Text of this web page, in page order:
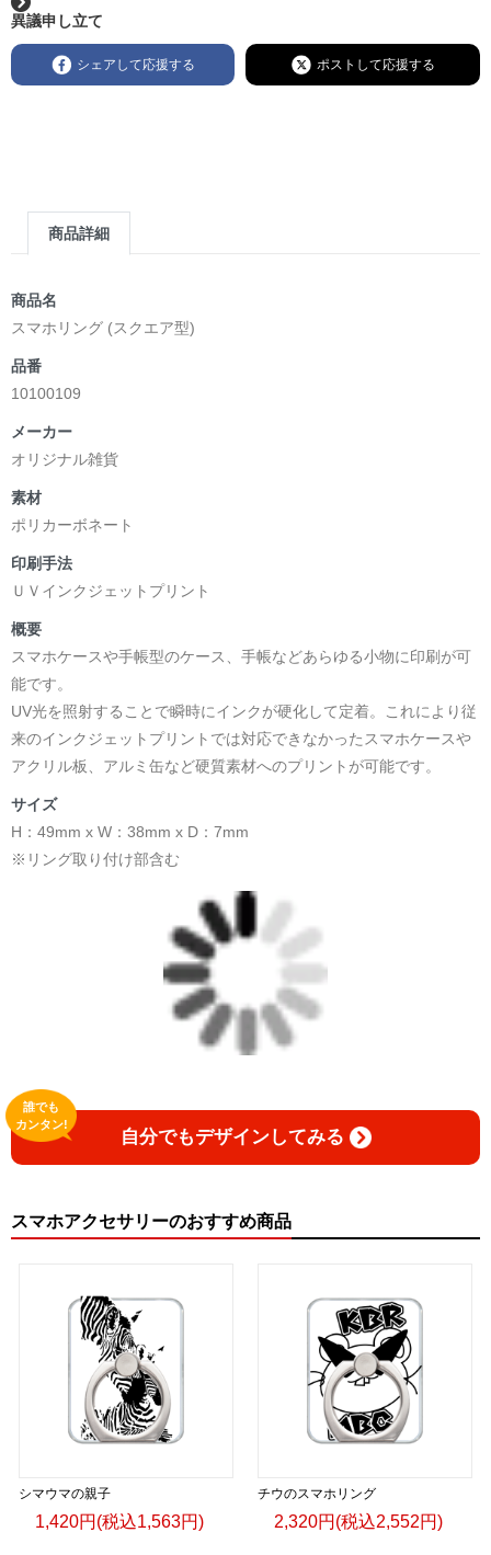
異議申し立て
シェアして応援する ポストして応援する
商品詳細
商品名
スマホリング (スクエア型)
品番
10100109
メーカー
オリジナル雑貨
素材
ポリカーボネート
印刷手法
ＵＶインクジェットプリント
概要
スマホケースや手帳型のケース、手帳などあらゆる小物に印刷が可
能です。
UV光を照射することで瞬時にインクが硬化して定着。これにより従
来のインクジェットプリントでは対応できなかったスマホケースや
アクリル板、アルミ缶など硬質素材へのプリントが可能です。
サイズ
H：49mm x W：38mm x D：7mm
※リング取り付け部含む
自分でもデザインしてみる
誰でも
カンタン!
スマホアクセサリーのおすすめ商品
シマウマの親子
1,420円(税込1,563円)
チウのスマホリング
2,320円(税込2,552円)